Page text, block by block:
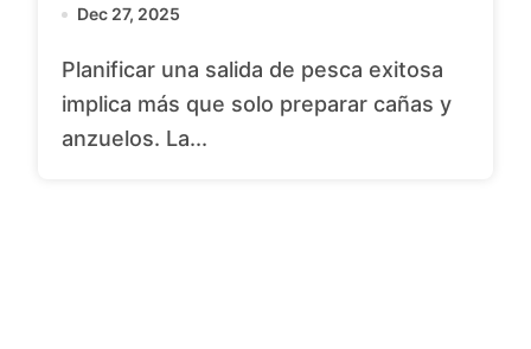
Dec 27, 2025
Planificar una salida de pesca exitosa
implica más que solo preparar cañas y
anzuelos. La...